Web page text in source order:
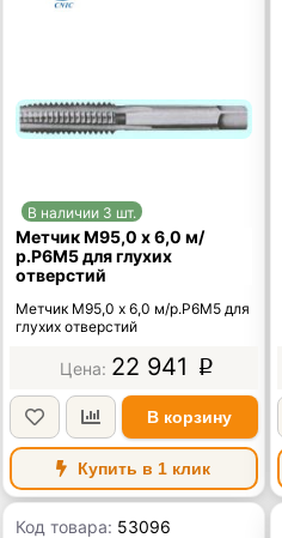
В наличии 3 шт.
Метчик М95,0 x 6,0 м/
р.Р6М5 для глухих
отверстий
Метчик М95,0 x 6,0 м/р.Р6М5 для
глухих отверстий
22 941 p
В корзину
Купить в 1 клик
Код товара: 53096